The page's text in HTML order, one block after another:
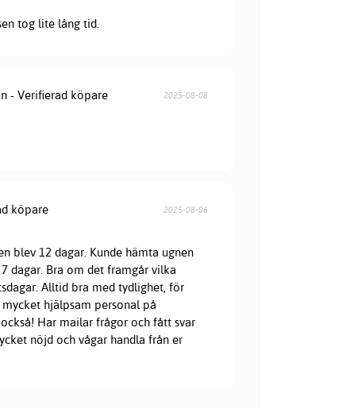
tog lite lång tid.
- Verifierad köpare 2025-08-08
köpare 2025-08-06
blev 12 dagar. Kunde hämta ugnen
dagar. Bra om det framgår vilka
Alltid bra med tydlighet, för
hjälpsam personal på
Har mailar frågor och fått svar
nöjd och vågar handla från er